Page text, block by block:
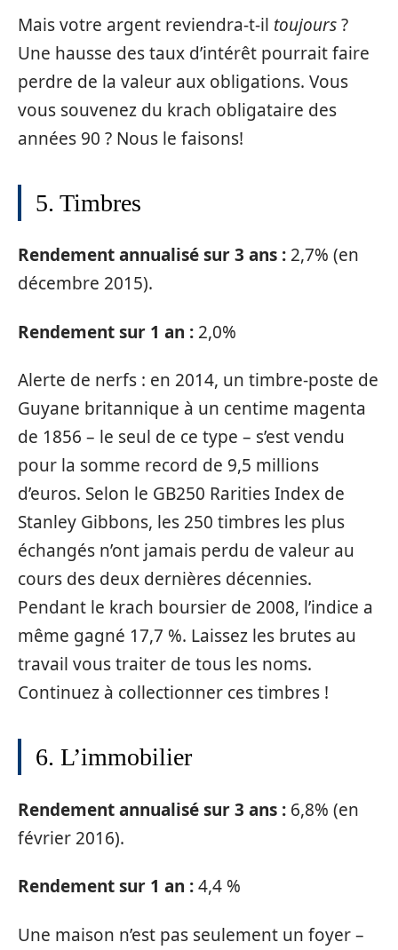
Mais votre argent reviendra-t-il toujours?
Une hausse des taux d’intérêt pourrait faire
perdre de la valeur aux obligations. Vous
vous souvenez du krach obligataire des
années 90 ? Nous le faisons!
5. Timbres
Rendement annualisé sur 3 ans : 2,7% (en
décembre 2015).
Rendement sur 1 an : 2,0%
Alerte de nerfs : en 2014, un timbre-poste de
Guyane britannique à un centime magenta
de 1856 – le seul de ce type – s’est vendu
pour la somme record de 9,5 millions
d’euros. Selon le GB250 Rarities Index de
Stanley Gibbons, les 250 timbres les plus
échangés n’ont jamais perdu de valeur au
cours des deux dernières décennies.
Pendant le krach boursier de 2008, l’indice a
même gagné 17,7 %. Laissez les brutes au
travail vous traiter de tous les noms.
Continuez à collectionner ces timbres !
6. L’immobilier
Rendement annualisé sur 3 ans : 6,8% (en
février 2016).
Rendement sur 1 an :4,4 %
Une maison n’est pas seulement un foyer –